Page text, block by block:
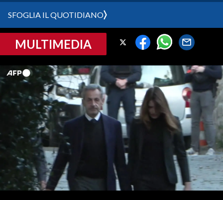
CRONACA SARDEGNA
PROVINCIA DI CAGLIARI
SULCIS IGLESIENTE
MEDIO CAMPIDANO
ORISTANO E PROVINCIA
SASSARI E PROVINCIA
GALLURA
NUORO E PROVINCIA
OGLIASTRA
SFOGLIA IL QUOTIDIANO
MULTIMEDIA